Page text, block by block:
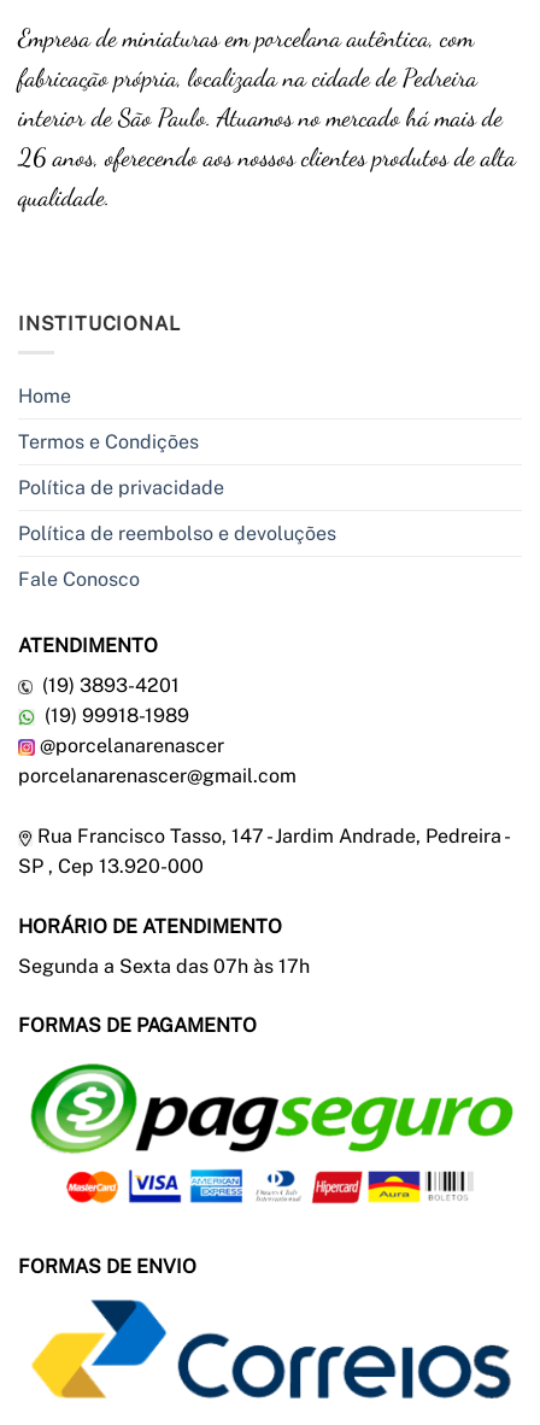
Empresa de miniaturas em porcelana autêntica, com
fabricação própria, localizada na cidade de Pedreira
interior de São Paulo. Atuamos no mercado há mais de
26 anos, oferecendo aos nossos clientes produtos de alta
qualidade.
INSTITUCIONAL
Home
Termos e Condições
Política de privacidade
Política de reembolso e devoluções
Fale Conosco
ATENDIMENTO
(19) 3893-4201
(19) 99918-1989
@porcelanarenascer
porcelanarenascer@gmail.com
Rua Francisco Tasso, 147 - Jardim Andrade, Pedreira -
SP , Cep 13.920-000
HORÁRIO DE ATENDIMENTO
Segunda a Sexta das 07h às 17h
FORMAS DE PAGAMENTO
FORMAS DE ENVIO